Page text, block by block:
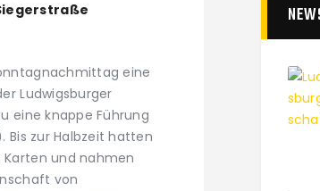
eine
Ludwigsburger
eine knappe Führung
Bis zur Halbzeit hatten
und nahmen
von